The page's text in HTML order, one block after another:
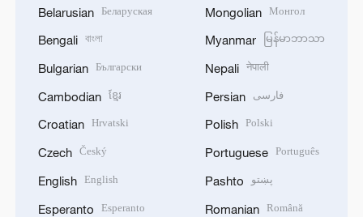
Belarusian Беларуская
Bengali বাংলা
Bulgarian Български
Cambodian ខ្មែរ
Croatian Hrvatski
Czech Český
English English
Esperanto Esperanto
Mongolian Монгол
Myanmar မြန်မာဘာသာ
Nepali नेपाली
Persian فارسی
Polish Polski
Portuguese Português
Pashto پښتو
Romanian Română